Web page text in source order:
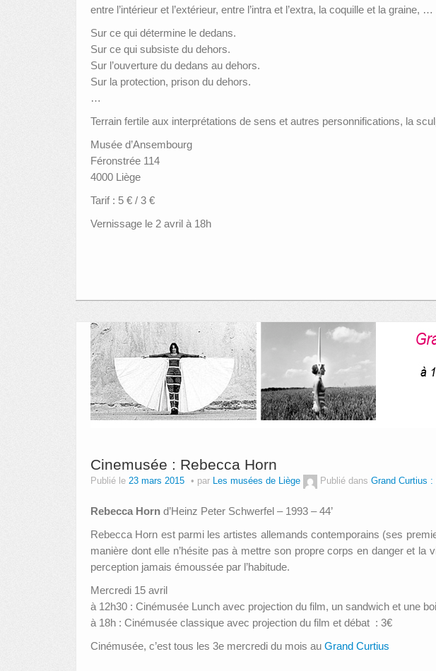
entre l’intérieur et l’extérieur, entre l’intra et l’extra, la coquille et la graine, …
Sur ce qui détermine le dedans.
Sur ce qui subsiste du dehors.
Sur l’ouverture du dedans au dehors.
Sur la protection, prison du dehors.
…
Terrain fertile aux interprétations de sens et autres personnifications, la
Musée d’Ansembourg
Féronstrée 114
4000 Liège
Tarif : 5 € / 3 €
Vernissage le 2 avril à 18h
Cinemusée : Rebecca Horn
Publié le 23 mars 2015 par Les musées de Liège Publié dans Grand Curtius :
Rebecca Horn d’Heinz Peter Schwerfel – 1993 – 44’
Rebecca Horn est parmi les artistes allemands contemporains (ses
manière dont elle n’hésite pas à mettre son propre corps en danger et la
perception jamais émoussée par l’habitude.
Mercredi 15 avril
à 12h30 : Cinémusée Lunch avec projection du film, un sandwich et une
à 18h : Cinémusée classique avec projection du film et débat : 3€
Cinémusée, c’est tous les 3e mercredi du mois au Grand Curtius